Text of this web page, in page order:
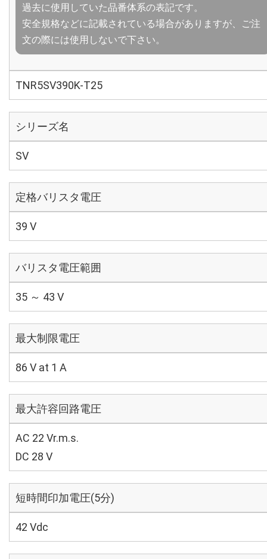
過去に使用していた品番体系の表記です。
安全規格などに記載されている場合がありますが、ご注
文の際には使用しないで下さい。
TNR5SV390K-T25
シリーズ名
SV
定格バリスタ電圧
39 V
バリスタ電圧範囲
35 ～ 43 V
最大制限電圧
86 V at 1 A
最大許容回路電圧
AC 22 Vr.m.s.
DC 28 V
短時間印加電圧(5分)
42 Vdc